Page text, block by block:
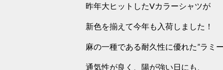
昨年大ヒットしたVカラーシャツが
新色を揃えて今年も入荷しました！
麻の一種である耐久性に優れた”ラミ
通気性が良く、陽が強い日にも、